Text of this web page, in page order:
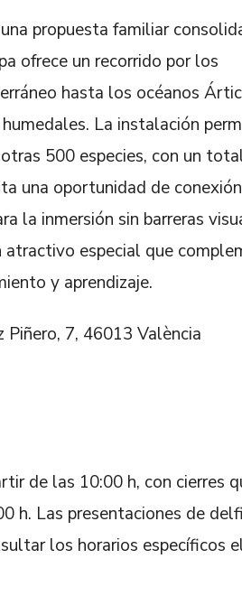
propuesta familiar
ofrece un recorrido por los
hasta los océanos
La instalación
500 especies, con un
una oportunidad de
la inmersión sin barreras
atractivo especial que
y aprendizaje.
7, 46013 València
de las 10:00 h, con cierres
h. Las presentaciones de
los horarios específicos